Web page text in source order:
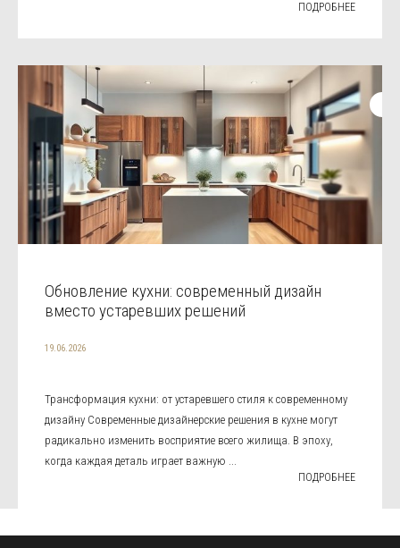
ПОДРОБНЕЕ
Обновление кухни: современный дизайн
вместо устаревших решений
19.06.2026
Трансформация кухни: от устаревшего стиля к современному
дизайну Современные дизайнерские решения в кухне могут
радикально изменить восприятие всего жилища. В эпоху,
когда каждая деталь играет важную ...
ПОДРОБНЕЕ